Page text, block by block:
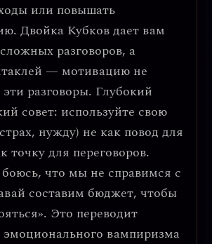
или повышать
Двойка Кубков дает вам
разговоров, а
— мотивацию не
разговоры. Глубокий
совет: используйте свою
нужду) не как повод для
точку для переговоров.
что мы не справимся с
составим бюджет, чтобы
Это переводит
вампиризма